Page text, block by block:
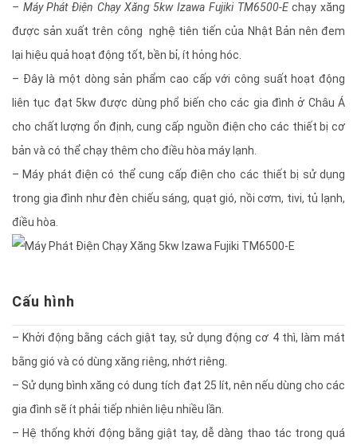
– Máy Phát Điện Chạy Xăng 5kw Izawa Fujiki TM6500-Echạy xăng
được sản xuất trên công nghệ tiên tiến của Nhật Bản nên đem
lại hiệu quả hoạt động tốt, bền bỉ, ít hỏng hóc.
– Đây là một dòng sản phẩm cao cấp với công suất hoạt động
liên tục đạt 5kw được dùng phổ biến cho các gia đình ở Châu Á
cho chất lượng ổn định, cung cấp nguồn điện cho các thiết bị cơ
bản và có thể chạy thêm cho điều hòa máy lạnh.
– Máy phát điện có thể cung cấp điện cho các thiết bị sử dụng
trong gia đình như đèn chiếu sáng, quạt gió, nồi cơm, tivi, tủ lạnh,
điều hòa.
Cấu hình
– Khởi động bằng cách giật tay, sử dụng động cơ 4 thì, làm mát
bằng gió và có dùng xăng riêng, nhớt riêng.
– Sử dụng bình xăng có dung tích đạt 25 lít, nên nếu dùng cho các
gia đình sẽ ít phải tiếp nhiên liệu nhiều lần.
– Hệ thống khởi động bằng giật tay, dễ dàng thao tác trong quá